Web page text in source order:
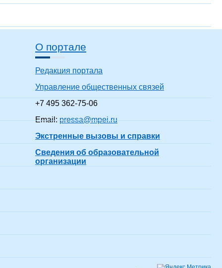
О портале
Редакция портала
Управление общественных связей
+7 495 362-75-06
Email: pressa@mpei.ru
Экстренные вызовы и справки
Сведения об образовательной
организации